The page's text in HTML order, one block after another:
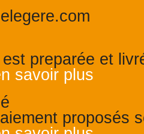
preparée et
savoir plus
proposés